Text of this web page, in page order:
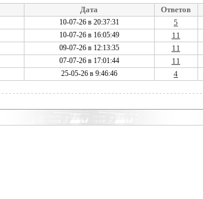
Дата Ответов
10-07-26 в 20:37:31 5
10-07-26 в 16:05:49 11
09-07-26 в 12:13:35 11
07-07-26 в 17:01:44 11
25-05-26 в 9:46:46 4